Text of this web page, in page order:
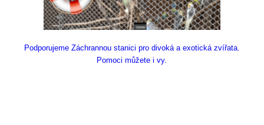
Podporujeme Záchrannou stanici pro divoká a exotická zvířata.
Pomoci můžete i vy.